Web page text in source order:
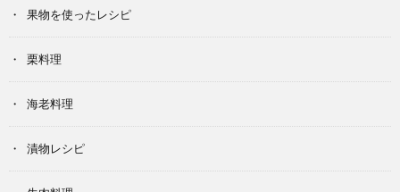
果物を使ったレシピ
栗料理
海老料理
漬物レシピ